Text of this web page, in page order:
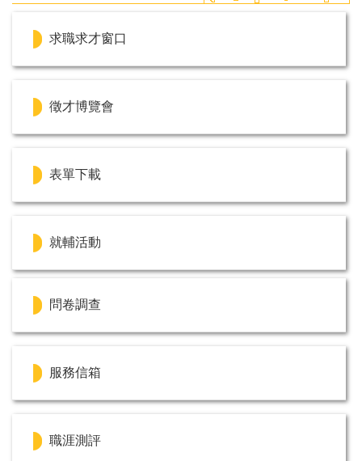
求職求才窗口
徵才博覽會
表單下載
就輔活動
問卷調查
服務信箱
職涯測評